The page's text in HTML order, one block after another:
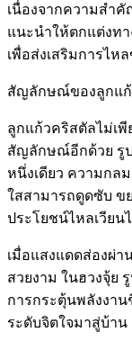
เนื่องจากความสำ
แนะนำให้ตกแต่งทา
เพื่อส่งเสริมการไ
สัญลักษณ์ของลูกแ
ลูกแก้วคริสตัลไม่เพี
สัญลักษณ์อีกด้วย รู
หนึ่งเดียว ความกล
ใสสามารถดูดซับ ข
ประโยชน์ไหลเวีย
เมื่อแสงแดดส่องผ่
สวยงาม ในฮวงจุ้ย
การกระตุ้นพลังงา
ระดับจิตใจมาสู่บ้าน